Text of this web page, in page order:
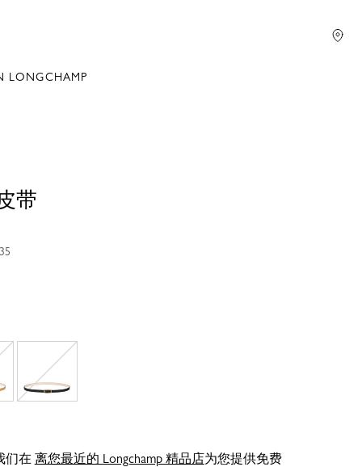
LONGCHAMP
带
们在 离您最近的 Longchamp 精品店为您提供免费